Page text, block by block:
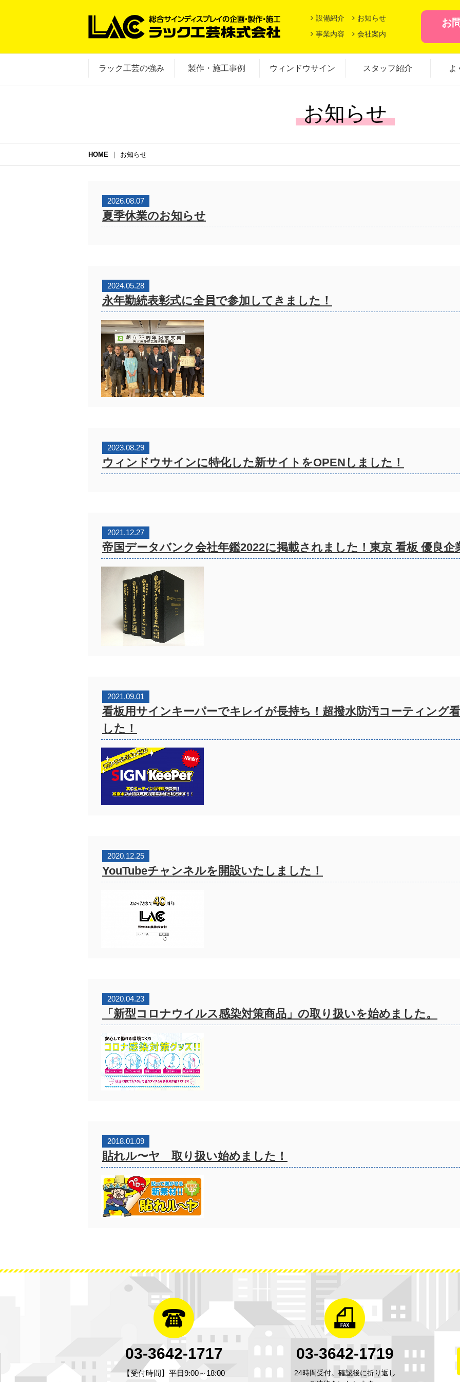
設備紹介
事業内容
お知らせ
会社案内
お
ラック工芸の強み 製作・施工事例 ウィンドウサイン スタッフ紹介 よ
お知らせ
HOME お知らせ
2026.08.07
夏季休業のお知らせ
2024.05.28
永年勤続表彰式に全員で参加してきました！
2023.08.29
ウィンドウサインに特化した新サイトをOPENしました！
2021.12.27
帝国データバンク会社年鑑2022に掲載されました！東京 看板 優良企
2021.09.01
看板用サインキーパーでキレイが長持ち！超撥水防汚コーティング
した！
2020.12.25
YouTubeチャンネルを開設いたしました！
2020.04.23
「新型コロナウイルス感染対策商品」の取り扱いを始めました。
2018.01.09
貼れル〜ヤ 取り扱い始めました！
03-3642-1717
【受付時間】平日9:00～18:00
03-3642-1719
24時間受付。確認後に折り返し